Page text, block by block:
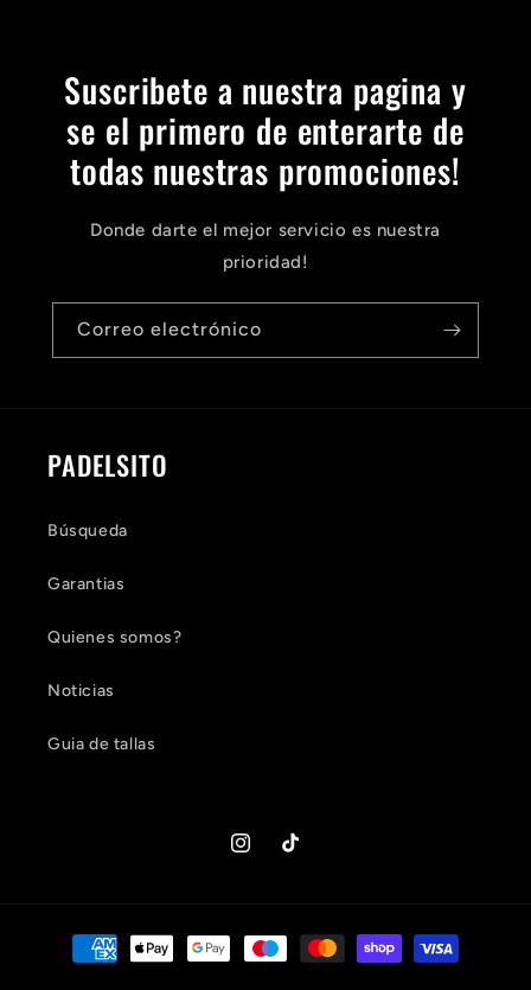
Suscribete a nuestra pagina y
se el primero de enterarte de
todas nuestras promociones!
Donde darte el mejor servicio es nuestra
prioridad!
Correo electrónico
PADELSITO
Búsqueda
Garantias
Quienes somos?
Noticias
Guia de tallas
InstagramTikTok
Formas
de